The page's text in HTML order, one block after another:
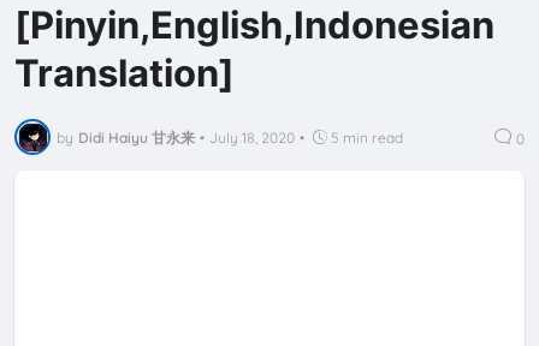
[Pinyin,English,Indonesian
Translation]
by Didi Haiyu 甘永来 • July 18, 2020 • 5 min read 0